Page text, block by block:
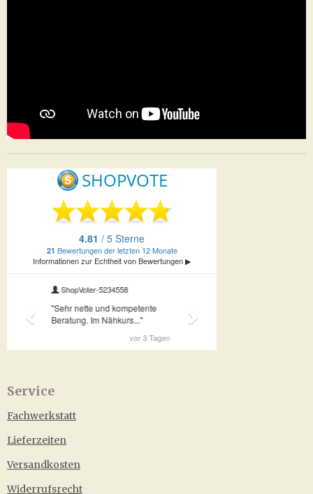
Service
Fachwerkstatt
Lieferzeiten
Versandkosten
Widerrufsrecht